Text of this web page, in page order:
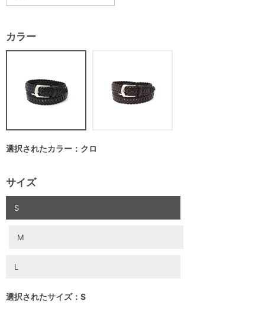
カラー
選択されたカラー：クロ
サイズ
S
M
L
選択されたサイズ：S